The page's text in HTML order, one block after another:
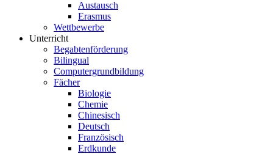
Austausch
Erasmus
Wettbewerbe
Unterricht
Begabtenförderung
Bilingual
Computergrundbildung
Fächer
Biologie
Chemie
Chinesisch
Deutsch
Französisch
Erdkunde